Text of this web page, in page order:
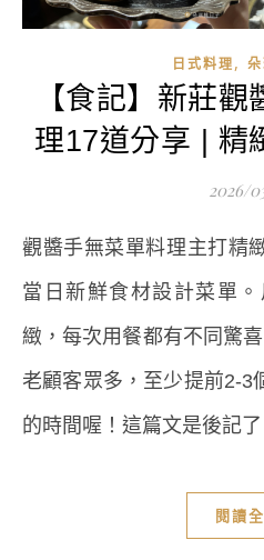
日式料理,
【食記】新莊
理17道分享 | 精
2026/
觀醬手無菜單料理主打精緻日式板前料理，主廚依
當日新鮮食材設計菜單
緻，每次用餐都有不同驚
老顧客眾多，至少提前2-3
的時間喔！這篇文是後記
閱讀